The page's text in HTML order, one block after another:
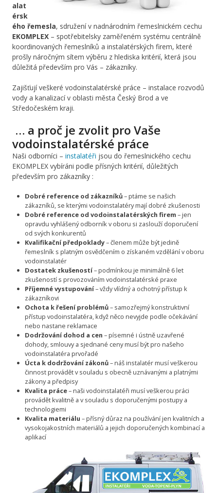
alat
érsk
ého řemesla, sdružení v nadnárodním řemeslnickém cechu
EKOMPLEX – spotřebitelsky zaměřeném systému centrálně
koordinovaných řemeslníků a instalatérských firem, které
prošly náročným sítem výběru z hlediska kritérií, která jsou
důležitá především pro Vás – zákazníky.
Zajišťují veškeré vodoinstalatérské práce – instalace rozvodů
vody a kanalizací v oblasti města Český Brod a ve
Středočeském kraji.
… a proč je zvolit pro Vaše
vodoinstalatérské práce
Naši odborníci – instalatéři jsou do řemeslnického cechu
EKOMPLEX vybíráni podle přísných kritérií, důležitých
především pro zákazníky :
Dobré reference od zákazníků– ptáme se našich
zákazníků, se kterými vodoinstalatéry mají dobré zkušenosti
Dobré reference od vodoinstalatérských firem – jen
opravdu vyhlášený odborník v oboru si zaslouží doporučení
od svých konkurentů
Kvalifikační předpoklady– členem může být jedině
řemeslník s platným osvědčením o získaném vzdělání v oboru
vodoinstalatér
Dostatek zkušeností– podmínkou je minimálně 6 let
zkušeností s provozováním vodoinstalatérské praxe
Příjemné vystupování– vždy vlídný a ochotný přístup k
zákazníkovi
Ochota k řešení problémů– samozřejmý konstruktivní
přístup vodoinstalatéra, když něco nevyjde podle očekávání
nebo nastane reklamace
Dodržování dohod a cen – písemné i ústně uzavřené
dohody, smlouvy a sjednané ceny musí být pro našeho
vodoinstalatéra prvořadé
Úcta k dodržování zákonů– náš instalatér musí veškerou
činnost provádět v souladu s obecně uznávanými a platnými
zákony a předpisy
Kvalita práce– naši vodoinstalatéři musí veškerou práci
provádět kvalitně a v souladu s doporučenými postupy a
technologiemi
Kvalita materiálu – přísný důraz na používání jen kvalitních a
vysokojakostních materiálů a jejich doporučených kombinací a
aplikací